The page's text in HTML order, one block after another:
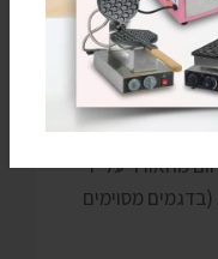
עם פעוטות או
האוויר ודורש
מהאוויר על ידי
מסוימים